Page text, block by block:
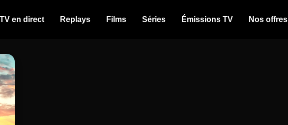
TV en direct Replays Films Séries Émissions TV Nos offres